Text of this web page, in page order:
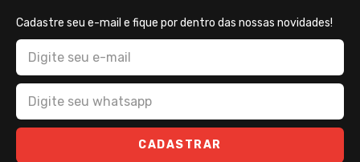
Cadastre seu e-mail e fique por dentro das nossas novidades!
CADASTRAR